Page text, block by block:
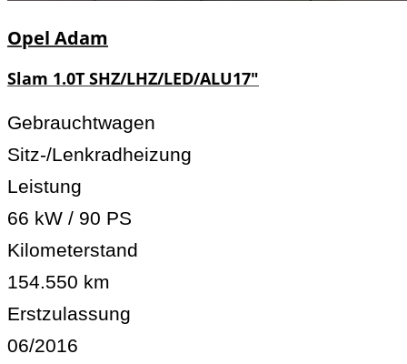
Opel Adam
Slam 1.0T SHZ/LHZ/LED/ALU17"
Gebrauchtwagen
Sitz-/Lenkradheizung
Leistung
66 kW / 90 PS
Kilometerstand
154.550 km
Erstzulassung
06/2016